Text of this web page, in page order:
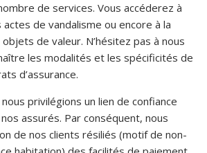
de services. Vous accéderez à
de vandalisme ou encore à la
de valeur. N’hésitez pas à nous
les modalités et les spécificités de
d’assurance.
privilégions un lien de confiance
assurés. Par conséquent, nous
de nos clients résiliés (motif de non-